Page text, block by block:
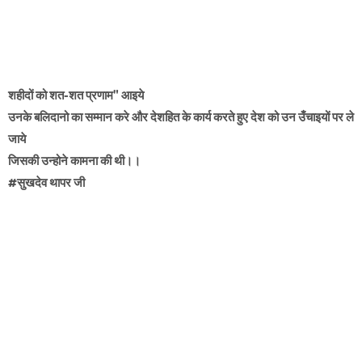
शहीदों को शत-शत प्रणाम" आइये
उनके बलिदानो का सम्मान करे और देशहित के कार्य करते हुए देश को उन उँचाइयों पर ले
जाये
जिसकी उन्होने कामना की थी।।
#सुखदेव थापर जी